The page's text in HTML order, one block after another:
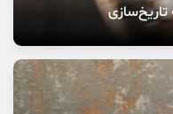
تاریخ‌سازی